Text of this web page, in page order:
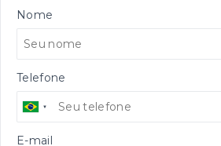
Nome
Telefone
E-mail